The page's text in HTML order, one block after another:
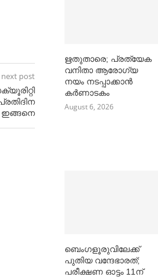
next post
ഇങ്ങനെ
ഋതുതാരെ; പ്രത്യേക
വനിതാ ആരോഗ്യ
നയം നടപ്പാക്കാൻ
കര്‍ണാടകം
August 6, 2026
ബെംഗളൂരുവിലേക്ക്
പുതിയ വന്ദേഭാരത്;
പരീക്ഷണ ഓട്ടം 11ന്